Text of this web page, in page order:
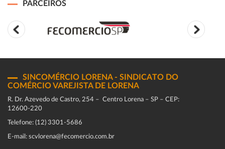
PARCEIROS
SINCOMÉRCIO LORENA - SINDICATO DO
COMÉRCIO VAREJISTA DE LORENA
R. Dr. Azevedo de Castro, 254 – Centro Lorena – SP – CEP:
12600-220
Telefone: (12) 3301-5686
E-mail: scvlorena@fecomercio.com.br